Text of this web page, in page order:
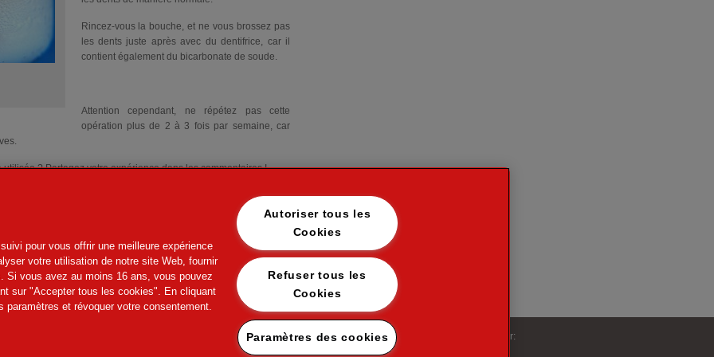
Rincez-vous la bouche, et ne vous brossez pas
les dents juste après avec du dentifrice, car il
contient également du bicarbonate de soude.
Attention cependant, ne répétez pas cette
opération plus de 2 à 3 fois par semaine, car
? Partagez votre expérience dans les commentaires !
Nos applications disponibles pour mobiles : Suivez-nous sur:
pour vous offrir une meilleure expérience
votre utilisation de notre site Web, fournir
Si vous avez au moins 16 ans, vous pouvez
sur "Accepter tous les cookies". En cliquant
et révoquer votre consentement.
Autoriser tous les
Cookies
Refuser tous les
Cookies
Paramètres des cookies